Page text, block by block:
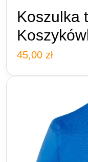
Koszulka
45,00 zł